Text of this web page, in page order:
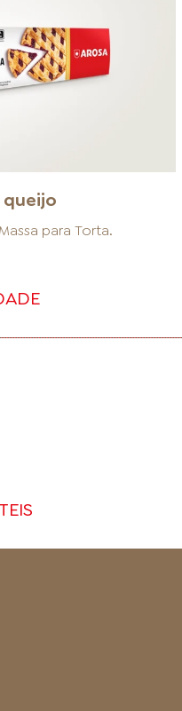
Massa para Torta.